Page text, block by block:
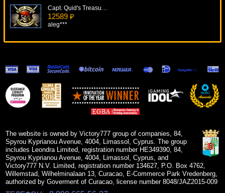
Capt. Quid's Treasure Quest
12589 ₽
aleg***
5 Reel Drive
9524 ₽
Lucy***
Geisha Story
The website is owned by Victory777 group of companies, 84,
Spyrou Kyprianou Avenue, 4004, Limassol, Cyprus. The group
includes Leondra Limited, registration number HE349390, 84,
Spyrou Kyprianou Avenue, 4004, Limassol, Cyprus, and
Victory777 N.V. Limited, registration number 134627, P.O. Box 4762,
Willemstad, Wilhelminalaan 13, Curacao, E-Commerce Park Vredenberg,
authorized by Goverment of Curacao, license number 8048/JAZ2015-009